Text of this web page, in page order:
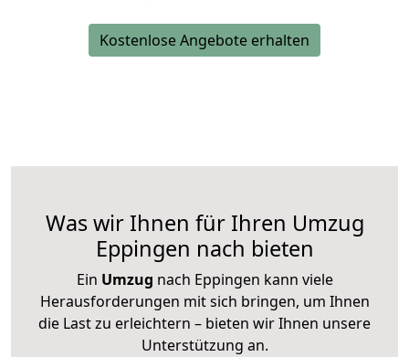
Kostenlose Angebote erhalten
Was wir Ihnen für Ihren Umzug
Eppingen nach bieten
Ein Umzug nach Eppingen kann viele
Herausforderungen mit sich bringen, um Ihnen
die Last zu erleichtern – bieten wir Ihnen unsere
Unterstützung an.